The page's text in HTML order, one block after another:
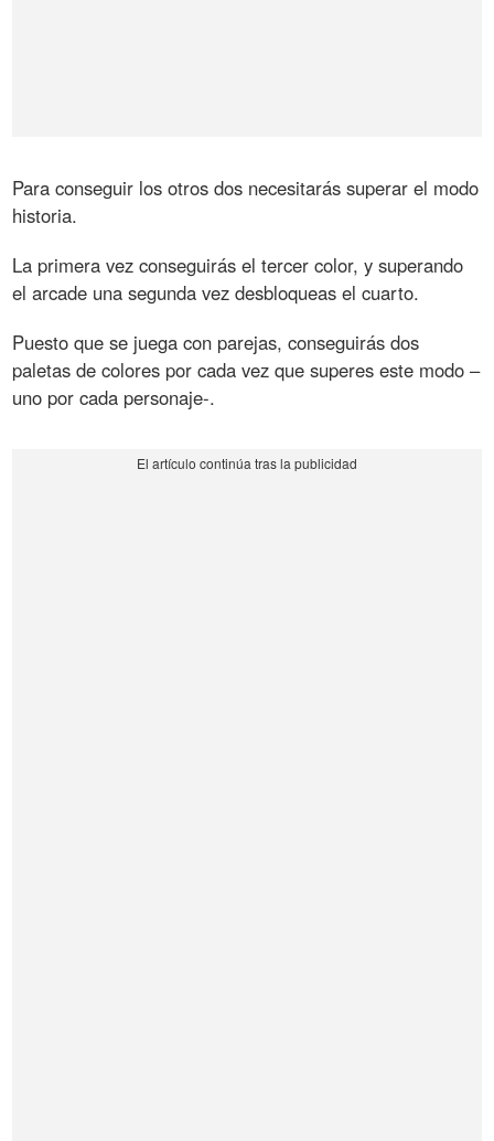
Para conseguir los otros dos necesitarás superar el modo
historia.
La primera vez conseguirás el tercer color, y superando
el arcade una segunda vez desbloqueas el cuarto.
Puesto que se juega con parejas, conseguirás dos
paletas de colores por cada vez que superes este modo –
uno por cada personaje-.